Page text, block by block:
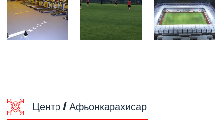
Центр / Афьонкарахисар